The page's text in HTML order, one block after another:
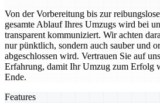
Von der Vorbereitung bis zur
gesamte Ablauf Ihres Umzugs wird bei
transparent kommuniziert. Wir achten
nur pünktlich, sondern auch sauber und
abgeschlossen wird. Vertrauen Sie auf
Erfahrung, damit Ihr Umzug zum Erfolg
Ende.
Features